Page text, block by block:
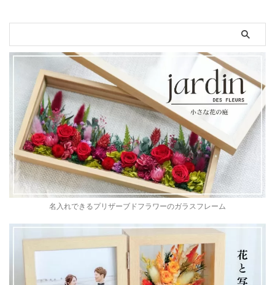
名入れできるプリザーブドフラワーのガラスフレーム